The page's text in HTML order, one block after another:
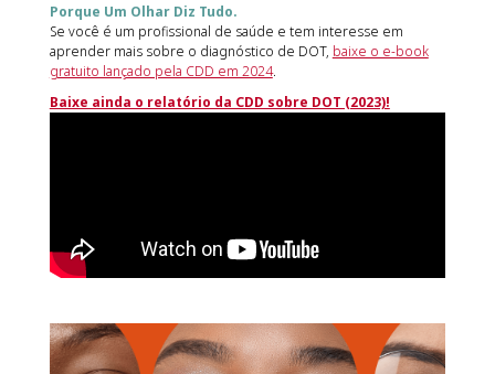
Porque Um Olhar Diz Tudo.
Se você é um profissional de saúde e tem interesse em
aprender mais sobre o diagnóstico de DOT, baixe o e-book
gratuito lançado pela CDD em 2024.
Baixe ainda o relatório da CDD sobre DOT (2023)!